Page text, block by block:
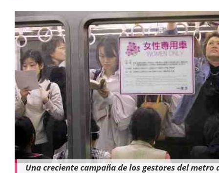
Una creciente campaña de los gestores del